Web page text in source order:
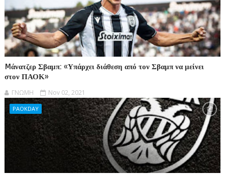
Mάνατζερ Σβαμπ: «Υπάρχει διάθεση από τον Σβαμπ να μείνει
στον ΠΑΟΚ»
ΓΝΩΜΗ Nov 02, 2021
PAOKDAY